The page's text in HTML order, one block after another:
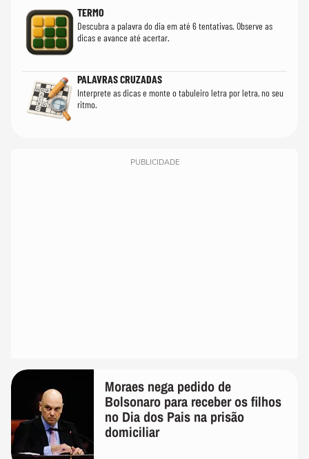
TERMO
Descubra a palavra do dia em até 6 tentativas. Observe as
dicas e avance até acertar.
PALAVRAS CRUZADAS
Interprete as dicas e monte o tabuleiro letra por letra, no seu
ritmo.
PUBLICIDADE
Moraes nega pedido de
Bolsonaro para receber os filhos
no Dia dos Pais na prisão
domiciliar